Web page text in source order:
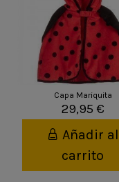
Capa Mariquita
29,95 €
Añadir al
carrito